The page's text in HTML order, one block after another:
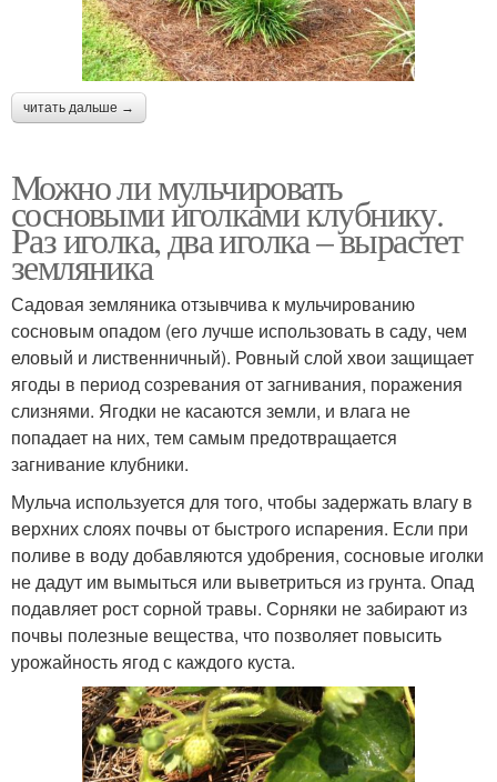
читать дальше →
Можно ли мульчировать
сосновыми иголками клубнику.
Раз иголка, два иголка – вырастет
земляника
Садовая земляника отзывчива к мульчированию
сосновым опадом (его лучше использовать в саду, чем
еловый и лиственничный). Ровный слой хвои защищает
ягоды в период созревания от загнивания, поражения
слизнями. Ягодки не касаются земли, и влага не
попадает на них, тем самым предотвращается
загнивание клубники.
Мульча используется для того, чтобы задержать влагу в
верхних слоях почвы от быстрого испарения. Если при
поливе в воду добавляются удобрения, сосновые иголки
не дадут им вымыться или выветриться из грунта. Опад
подавляет рост сорной травы. Сорняки не забирают из
почвы полезные вещества, что позволяет повысить
урожайность ягод с каждого куста.